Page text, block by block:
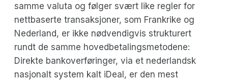
samme valuta og følger svært like regler for
nettbaserte transaksjoner, som Frankrike og
Nederland, er ikke nødvendigvis strukturert
rundt de samme hovedbetalingsmetodene:
Direkte bankoverføringer, via et nederlandsk
nasjonalt system kalt iDeal, er den mest